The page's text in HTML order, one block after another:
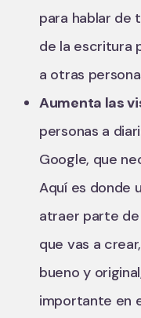
para hablar de
de la escritura
a otras
Aumenta las
personas a
Google, que
Aquí es donde
atraer parte
que vas a
bueno y
importante en